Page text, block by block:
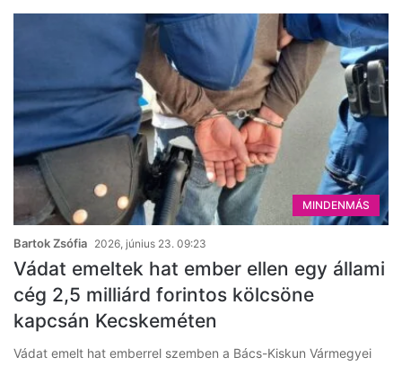
MINDENMÁS
Bartok Zsófia 2026, június 23. 09:23
Vádat emeltek hat ember ellen egy állami
cég 2,5 milliárd forintos kölcsöne
kapcsán Kecskeméten
Vádat emelt hat emberrel szemben a Bács-Kiskun Vármegyei